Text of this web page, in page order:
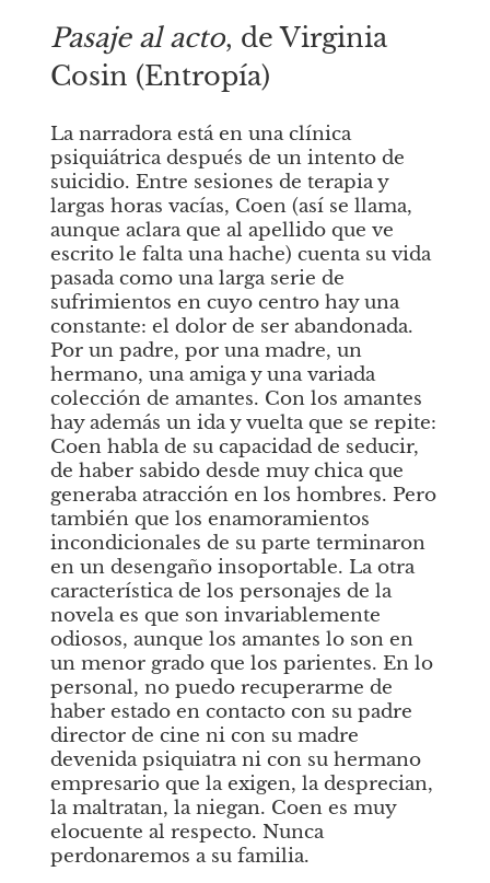
Pasaje al acto, de Virginia
Cosin (Entropía)
La narradora está en una clínica
psiquiátrica después de un intento de
suicidio. Entre sesiones de terapia y
largas horas vacías, Coen (así se llama,
aunque aclara que al apellido que ve
escrito le falta una hache) cuenta su vida
pasada como una larga serie de
sufrimientos en cuyo centro hay una
constante: el dolor de ser abandonada.
Por un padre, por una madre, un
hermano, una amiga y una variada
colección de amantes. Con los amantes
hay además un ida y vuelta que se repite:
Coen habla de su capacidad de seducir,
de haber sabido desde muy chica que
generaba atracción en los hombres. Pero
también que los enamoramientos
incondicionales de su parte terminaron
en un desengaño insoportable. La otra
característica de los personajes de la
novela es que son invariablemente
odiosos, aunque los amantes lo son en
un menor grado que los parientes. En lo
personal, no puedo recuperarme de
haber estado en contacto con su padre
director de cine ni con su madre
devenida psiquiatra ni con su hermano
empresario que la exigen, la desprecian,
la maltratan, la niegan. Coen es muy
elocuente al respecto. Nunca
perdonaremos a su familia.